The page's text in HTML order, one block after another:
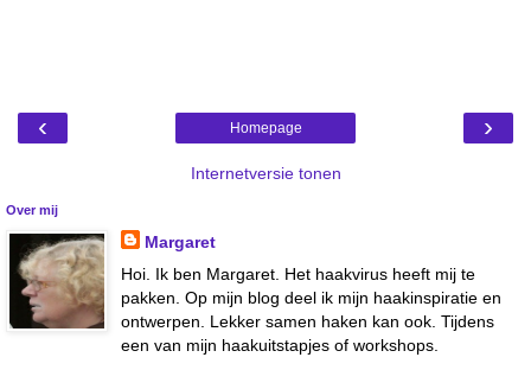
‹ ›
Homepage
Internetversie tonen
Over mij
Margaret
Hoi. Ik ben Margaret. Het haakvirus heeft mij te
pakken. Op mijn blog deel ik mijn haakinspiratie en
ontwerpen. Lekker samen haken kan ook. Tijdens
een van mijn haakuitstapjes of workshops.